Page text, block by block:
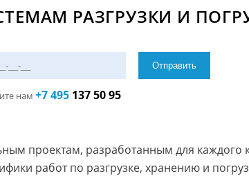
РАЗГРУЗКИ И
нам +7 495 137 50 95
проектам, разработанным для каждого
работ по разгрузке, хранению и